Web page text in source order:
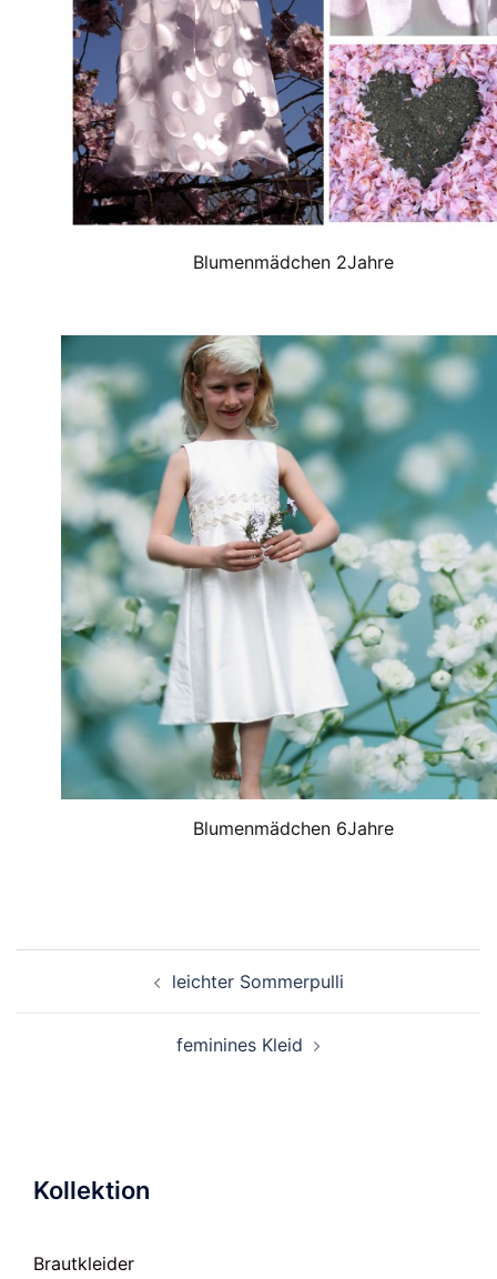
Blumenmädchen 2Jahre
Blumenmädchen 6Jahre
leichter Sommerpulli
feminines Kleid
Kollektion
Brautkleider